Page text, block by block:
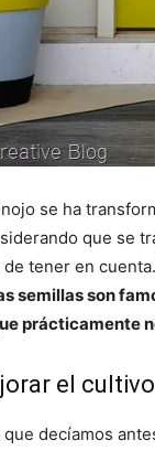
se ha
que se
tener en
semillas son
prácticamente
el
decíamos